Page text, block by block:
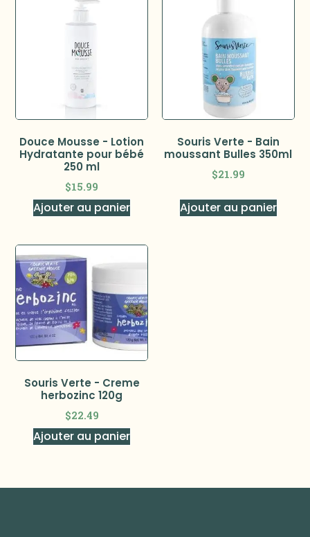
Douce Mousse - Lotion
Hydratante pour bébé
250 ml
$15.99
Ajouter au panier
Souris Verte - Bain
moussant Bulles 350ml
$21.99
Ajouter au panier
Souris Verte - Creme
herbozinc 120g
$22.49
Ajouter au panier